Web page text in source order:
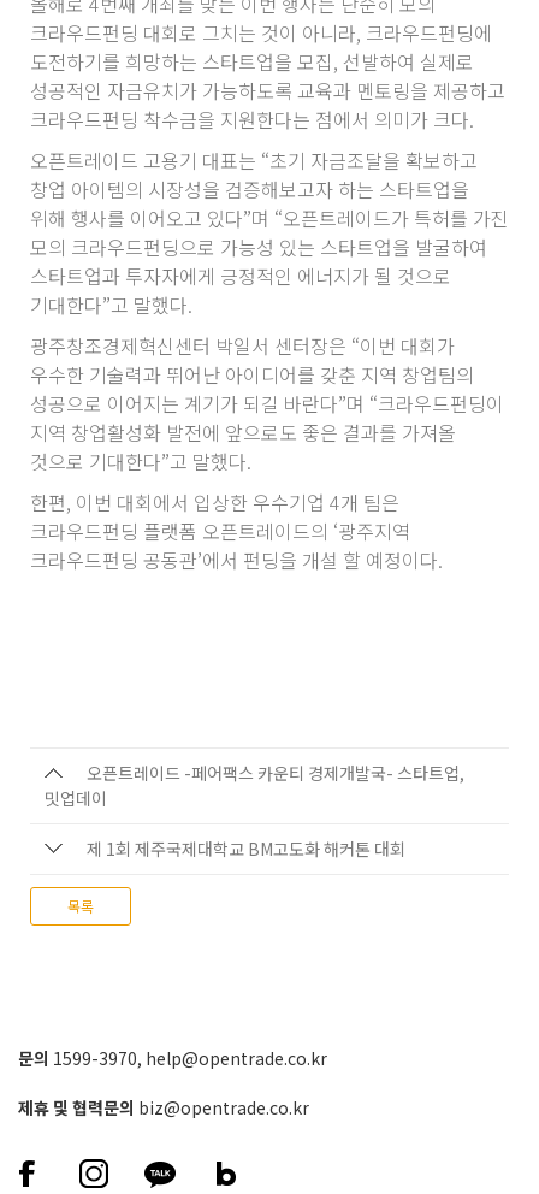
크라우드펀딩 대회로 그치는 것이 아니라, 크라우드펀딩에
도전하기를 희망하는 스타트업을 모집, 선발하여 실제로
성공적인 자금유치가 가능하도록 교육과 멘토링을 제공하고
크라우드펀딩 착수금을 지원한다는 점에서 의미가 크다.
오픈트레이드 고용기 대표는 “초기 자금조달을 확보하고
창업 아이템의 시장성을 검증해보고자 하는 스타트업을
위해 행사를 이어오고 있다”며 “오픈트레이드가 특허를 가진
모의 크라우드펀딩으로 가능성 있는 스타트업을 발굴하여
스타트업과 투자자에게 긍정적인 에너지가 될 것으로
기대한다”고 말했다.
광주창조경제혁신센터 박일서 센터장은 “이번 대회가
우수한 기술력과 뛰어난 아이디어를 갖춘 지역 창업팀의
성공으로 이어지는 계기가 되길 바란다”며 “크라우드펀딩이
지역 창업활성화 발전에 앞으로도 좋은 결과를 가져올
것으로 기대한다”고 말했다.
한편, 이번 대회에서 입상한 우수기업 4개 팀은
크라우드펀딩 플랫폼 오픈트레이드의 ‘광주지역
크라우드펀딩 공동관’에서 펀딩을 개설 할 예정이다.
오픈트레이드 -페어팩스 카운티 경제개발국- 스타트업,
밋업데이
제 1회 제주국제대학교 BM고도화 해커톤 대회
목록
문의 1599-3970, help@opentrade.co.kr
제휴 및 협력문의 biz@opentrade.co.kr